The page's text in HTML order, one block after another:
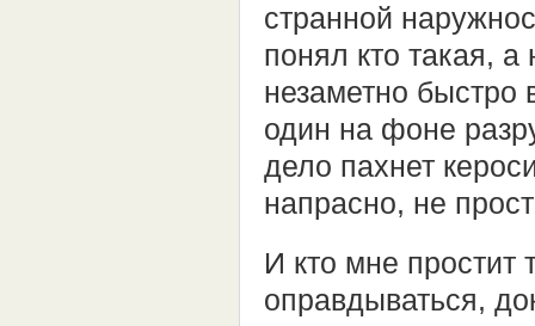
странной
понял кто такая,
незаметно быстро
один на фоне
дело пахнет
напрасно, не
И кто мне простит
оправдываться,